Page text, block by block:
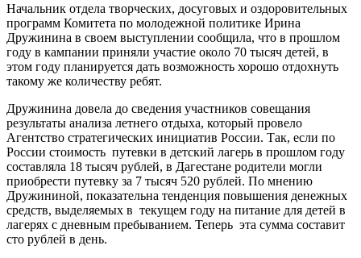
Начальник отдела творческих, досуговых и оздоровительных
программ Комитета по молодежной политике Ирина
Дружинина в своем выступлении сообщила, что в прошлом
году в кампании приняли участие около 70 тысяч детей, в
этом году планируется дать возможность хорошо отдохнуть
такому же количеству ребят.
Дружинина довела до сведения участников совещания
результаты анализа летнего отдыха, который провело
Агентство стратегических инициатив России. Так, если по
России стоимость путевки в детский лагерь в прошлом году
составляла 18 тысяч рублей, в Дагестане родители могли
приобрести путевку за 7 тысяч 520 рублей. По мнению
Дружининой, показательна тенденция повышения денежных
средств, выделяемых в текущем году на питание для детей в
лагерях с дневным пребыванием. Теперь эта сумма составит
сто рублей в день.